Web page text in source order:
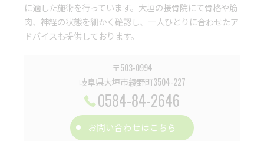
に適した施術を行っています。大垣の接骨院にて骨格や筋
肉、神経の状態を細かく確認し、一人ひとりに合わせたア
ドバイスも提供しております。
〒503-0994
岐阜県大垣市綾野町3504-227
0584-84-2646
お問い合わせはこちら